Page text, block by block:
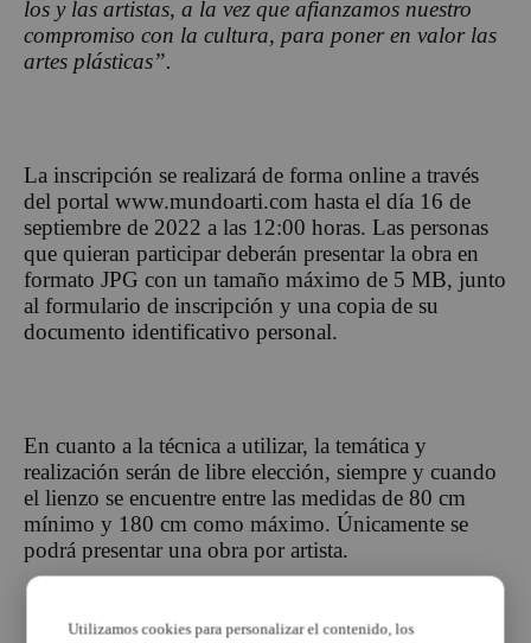
los y las artistas, a la vez que afianzamos nuestro
compromiso con la cultura, para poner en valor las
artes plásticas”.
La inscripción se realizará de forma online a través
del portal www.mundoarti.com hasta el día 16 de
septiembre de 2022 a las 12:00 horas. Las personas
que quieran participar deberán presentar la obra en
formato JPG con un tamaño máximo de 5 MB, junto
al formulario de inscripción y una copia de su
documento identificativo personal.
En cuanto a la técnica a utilizar, la temática y
realización serán de libre elección, siempre y cuando
el lienzo se encuentre entre las medidas de 80 cm
mínimo y 180 cm como máximo. Únicamente se
podrá presentar una obra por artista.
Utilizamos cookies para personalizar el contenido, los